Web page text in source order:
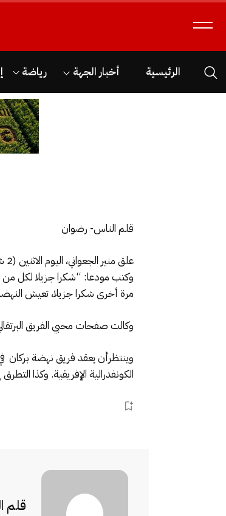
الرئيسية أخبار الجهة رياضة
قلم الناس- رضوان
وكتب مودعا: “شكرا جزيلا لكل من
مرة أخرى شكرا جزيلا، تعيش النهضة
وكالت صفحات محبي الفريق
وينتظرأن يعقد فريق نهضة
الكونفدرالية الإفريقية. وكذا
قلم